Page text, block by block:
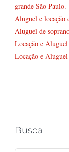
grande São Paulo.
Aluguel e locação
Aluguel de
Locação e
Locação e
Busca